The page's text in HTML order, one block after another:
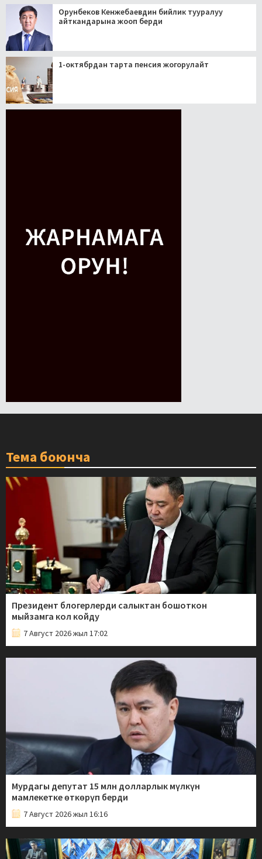
Орунбеков Кенжебаевдин бийлик тууралуу
айткандарына жооп берди
1-октябрдан тарта пенсия жогорулайт
Тема боюнча
Президент блогерлерди салыктан бошоткон
мыйзамга кол койду
7 Август 2026 жыл 17:02
Мурдагы депутат 15 млн долларлык мүлкүн
мамлекетке өткөрүп берди
7 Август 2026 жыл 16:16